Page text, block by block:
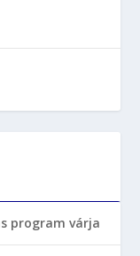
program várja